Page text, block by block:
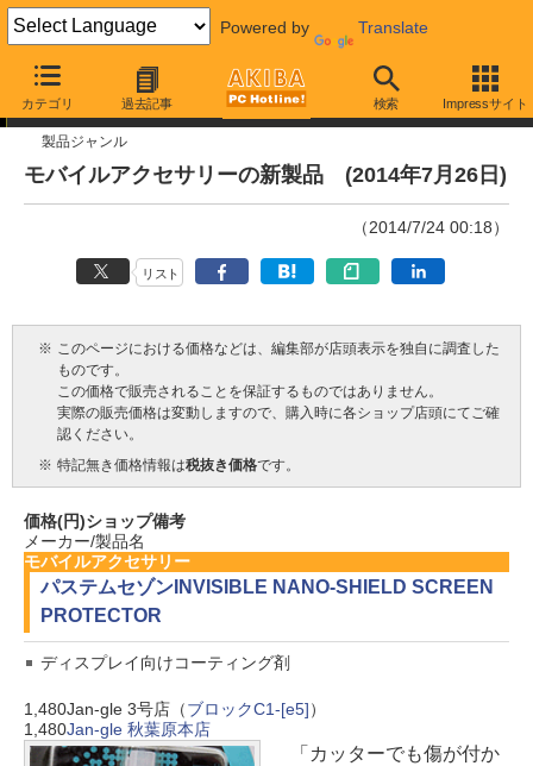
Powered by Translate
カテゴリ 過去記事 検索 Impressサイト
今週見つけた新製品
製品ジャンル
モバイルアクセサリーの新製品 (2014年7月26日)
（2014/7/24 00:18）
リスト
※ このページにおける価格などは、編集部が店頭表示を独自に調査した
ものです。
この価格で販売されることを保証するものではありません。
実際の販売価格は変動しますので、購入時に各ショップ店頭にてご確
認ください。
※ 特記無き価格情報は税抜き価格です。
価格(円)ショップ備考
メーカー/製品名
モバイルアクセサリー
パステムセゾンINVISIBLE NANO-SHIELD SCREEN
PROTECTOR
ディスプレイ向けコーティング剤
1,480Jan-gle 3号店（ブロックC1-[e5]）
1,480Jan-gle 秋葉原本店
「カッターでも傷が付か